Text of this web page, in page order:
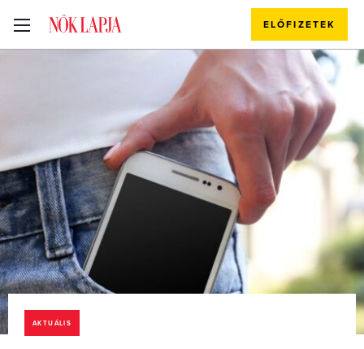
ELŐFIZETEK
AKTUÁLIS